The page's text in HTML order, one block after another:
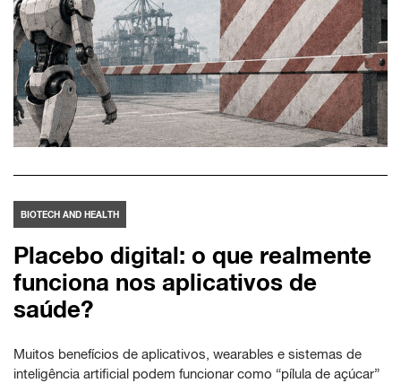
BIOTECH AND HEALTH
Placebo digital: o que realmente
funciona nos aplicativos de
saúde?
Muitos benefícios de aplicativos, wearables e sistemas de
inteligência artificial podem funcionar como “pílula de açúcar”